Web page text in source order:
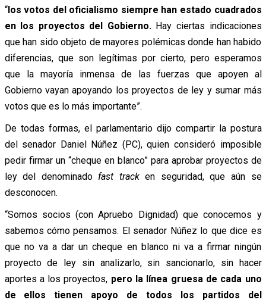
“los votos del oficialismo siempre han estado cuadrados
en los proyectos del Gobierno. Hay ciertas indicaciones
que han sido objeto de mayores polémicas donde han habido
diferencias, que son legítimas por cierto, pero esperamos
que la mayoría inmensa de las fuerzas que apoyen al
Gobierno vayan apoyando los proyectos de ley y sumar más
votos que es lo más importante”.
De todas formas, el parlamentario dijo compartir la postura
del senador Daniel Núñez (PC), quien consideró imposible
pedir firmar un “cheque en blanco” para aprobar proyectos de
ley del denominado fast tracken seguridad, que aún se
desconocen.
“Somos socios (con Apruebo Dignidad) que conocemos y
sabemos cómo pensamos. El senador Núñez lo que dice es
que no va a dar un cheque en blanco ni va a firmar ningún
proyecto de ley sin analizarlo, sin sancionarlo, sin hacer
aportes a los proyectos, pero la línea gruesa de cada uno
de ellos tienen apoyo de todos los partidos del